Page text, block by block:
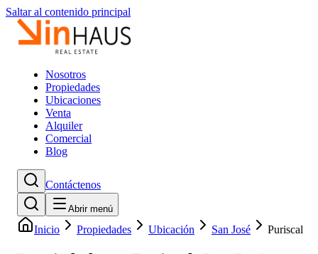
Saltar al contenido principal
Nosotros
Propiedades
Ubicaciones
Venta
Alquiler
Comercial
Blog
Contáctenos
Abrir menú
Inicio Propiedades Ubicación San José Puriscal